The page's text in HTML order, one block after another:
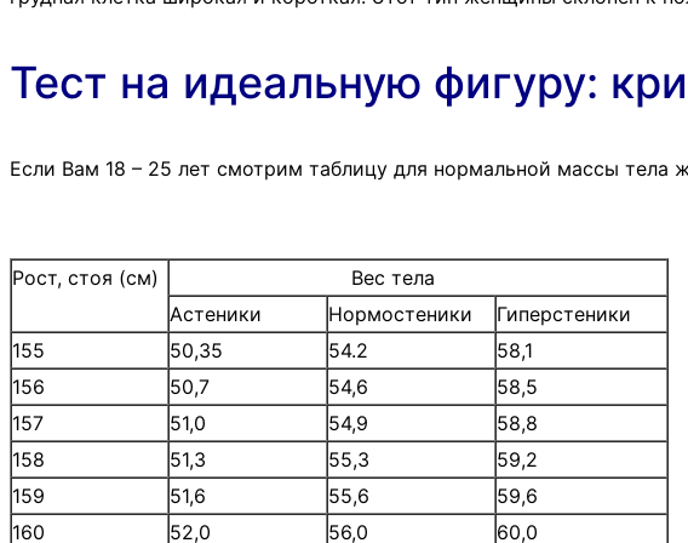
Тест на идеальную фигуру:
Если Вам 18 – 25 лет смотрим таблицу для нормальной массы
Рост, стоя (см)
Вес тела
Астеники
Нормостеники
Гиперстеники
155
50,35 54.2
58,1
156
50,7 54,6
58,5
157
51,0 54,9
58,8
158
51,3 55,3
59,2
159
51,6 55,6
59,6
160
52,0 56,0 60,0